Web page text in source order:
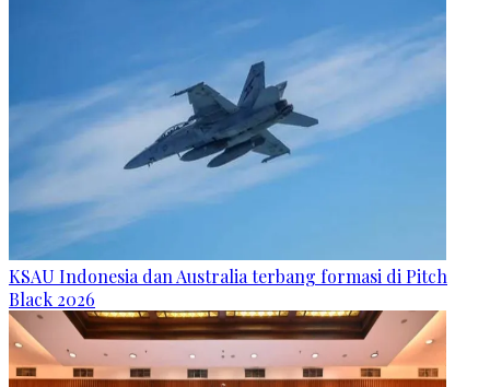
KSAU Indonesia dan Australia terbang formasi di Pitch
Black 2026